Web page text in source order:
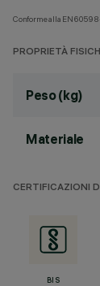
Conforme alla
PROPRIETÀ
Peso (kg)
Materiale
CERTIFICAZIONI
BIS